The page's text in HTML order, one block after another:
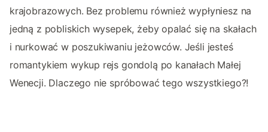
krajobrazowych. Bez problemu również wypłyniesz na
jedną z pobliskich wysepek, żeby opalać się na skałach
i nurkować w poszukiwaniu jeżowców. Jeśli jesteś
romantykiem wykup rejs gondolą po kanałach Małej
Wenecji. Dlaczego nie spróbować tego wszystkiego?!